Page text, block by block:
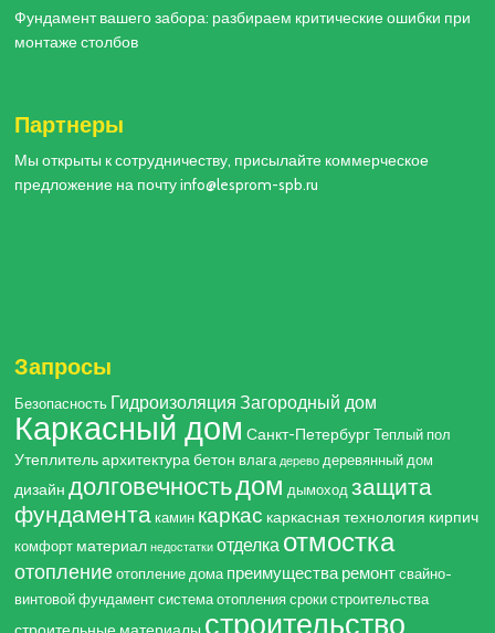
Фундамент вашего забора: разбираем критические ошибки при
монтаже столбов
Партнеры
Мы открыты к сотрудничеству, присылайте коммерческое
предложение на почту info@lesprom-spb.ru
Запросы
Безопасность Гидроизоляция Загородный дом
Каркасный дом Санкт-Петербург Теплый пол
Утеплительархитектурабетон влага дерево деревянный дом
дизайн долговечностьдом дымоход защита
фундамента камин каркас каркасная технология кирпич
комфорт материал недостатки отделка отмостка
отопление отопление дома преимуществаремонт свайно-
винтовой фундамент система отопления сроки строительства
строительство